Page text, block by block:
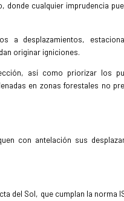
donde cualquier imprudencia
a desplazamientos,
originar igniciones.
así como priorizar los
en zonas forestales no
con antelación sus
del Sol, que cumplan la norma